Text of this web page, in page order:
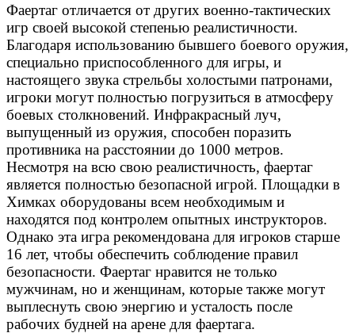
Фаертаг отличается от других военно-тактических
игр своей высокой степенью реалистичности.
Благодаря использованию бывшего боевого оружия,
специально приспособленного для игры, и
настоящего звука стрельбы холостыми патронами,
игроки могут полностью погрузиться в атмосферу
боевых столкновений. Инфракрасный луч,
выпущенный из оружия, способен поразить
противника на расстоянии до 1000 метров.
Несмотря на всю свою реалистичность, фаертаг
является полностью безопасной игрой. Площадки в
Химках оборудованы всем необходимым и
находятся под контролем опытных инструкторов.
Однако эта игра рекомендована для игроков старше
16 лет, чтобы обеспечить соблюдение правил
безопасности. Фаертаг нравится не только
мужчинам, но и женщинам, которые также могут
выплеснуть свою энергию и усталость после
рабочих будней на арене для фаертага.